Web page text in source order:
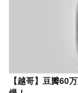
【越哥】豆瓣60